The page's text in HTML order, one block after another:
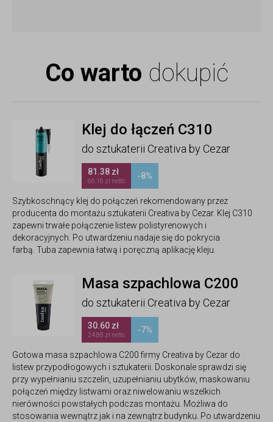
Co warto dokupić
Klej do łączeń C310
do sztukaterii Creativa by Cezar
81.38 zł
66.16 zł netto
-8%
Szybkoschnący klej do połączeń rekomendowany przez
producenta do montażu sztukaterii Creativa by Cezar. Klej C310
zapewni trwałe połączenie listew polistyrenowych i
dekoracyjnych. Po utwardzeniu nadaje się do pokrycia
farbą. Tuba zapewnia łatwą i poręczną aplikację kleju.
Masa szpachlowa C200
do sztukaterii Creativa by Cezar
30.60 zł
24.88 zł netto
-7%
Gotowa masa szpachlowa C200 firmy Creativa by Cezar do
listew przypodłogowych i sztukaterii. Doskonale sprawdzi się
przy wypełnianiu szczelin, uzupełnianiu ubytków, maskowaniu
połączeń między listwami oraz niwelowaniu wszelkich
nierówności powstałych podczas montażu. Możliwa do
stosowania wewnątrz jak i na zewnątrz budynku. Po utwardzeniu